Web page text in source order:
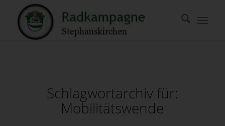
Schlagwortarchiv für:
Mobilitätswende